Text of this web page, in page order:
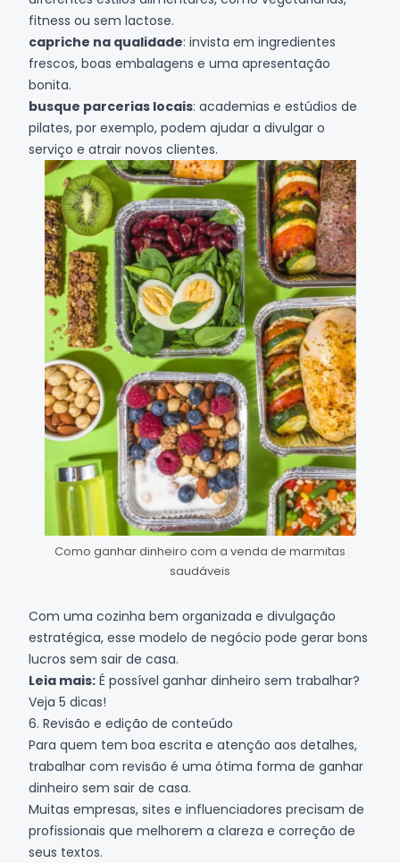
fitness ou sem lactose.
capriche na qualidade: invista em ingredientes
frescos, boas embalagens e uma apresentação
bonita.
busque parcerias locais: academias e estúdios de
pilates, por exemplo, podem ajudar a divulgar o
serviço e atrair novos clientes.
Como ganhar dinheiro com a venda de marmitas
saudáveis
Com uma cozinha bem organizada e divulgação
estratégica, esse modelo de negócio pode gerar bons
lucros sem sair de casa.
Leia mais: É possível ganhar dinheiro sem trabalhar?
Veja 5 dicas!
6. Revisão e edição de conteúdo
Para quem tem boa escrita e atenção aos detalhes,
trabalhar com revisão é uma ótima forma de ganhar
dinheiro sem sair de casa.
Muitas empresas, sites e influenciadores precisam de
profissionais que melhorem a clareza e correção de
seus textos.